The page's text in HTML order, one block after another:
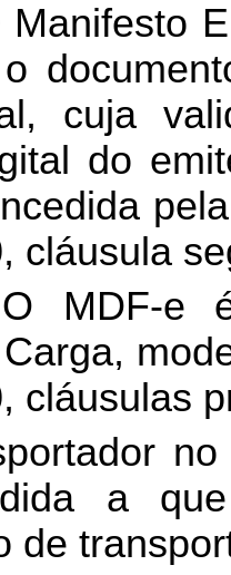
cuja
do
cláusula
O MDF-e
cláusulas
a
de